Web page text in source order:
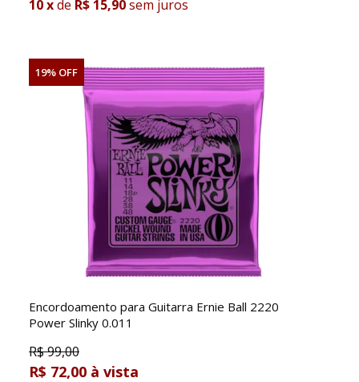
10xde R$ 15,90sem juros
19% OFF
Encordoamento para Guitarra Ernie Ball 2220
Power Slinky 0.011
R$99,00
R$ 72,00